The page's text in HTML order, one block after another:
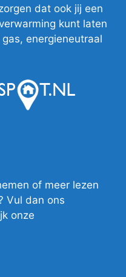
dat ook jij een
kunt laten
energieneutraal
of meer lezen
Vul dan ons
onze